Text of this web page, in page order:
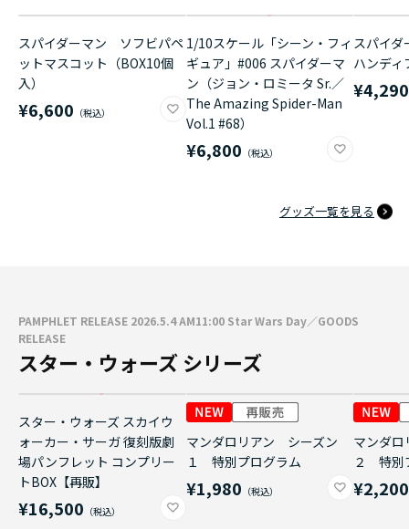
スパイダーマン ソフビパペ
ットマスコット（BOX10個
入）
¥6,600
1/10スケール「シーン・フィ
ギュア」#006 スパイダーマ
ン（ジョン・ロミータ Sr.／
The Amazing Spider-Man
Vol.1 #68）
¥6,800
スパイ
ハンディ
¥4,290
グッズ一覧を見る
PAMPHLET RELEASE 2026.5.4 AM11:00 Star Wars Day／GOODS
RELEASE
スター・ウォーズ シリーズ
スター・ウォーズ スカイウ
ォーカー・サーガ 復刻版劇
場パンフレット コンプリー
トBOX【再販】
¥16,500
マンダロリアン シーズン
１ 特別プログラム
¥1,980
マンダ
２ 特別
¥2,200